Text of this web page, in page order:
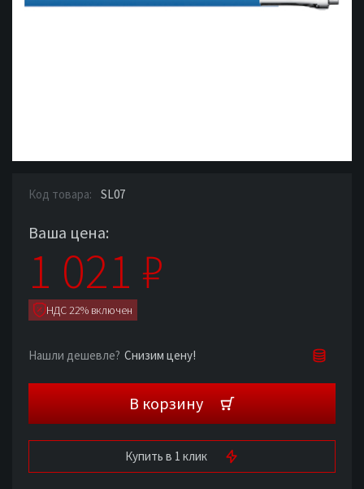
Код товара: SL07
Ваша цена:
1 021 ₽
НДС 22% включен
Нашли дешевле? Снизим цену!
В корзину
Купить в 1 клик